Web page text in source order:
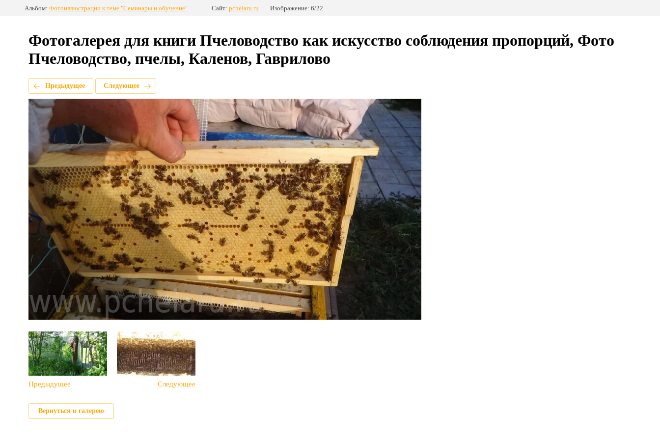
Альбом: Фотоиллюстрации к теме "Семинары и обучение" Сайт: pchelaru.ru Изображение: 6/22
Фотогалерея для книги Пчеловодство как искусство соблюдения пропорций, Фото
Пчеловодство, пчелы, Каленов, Гаврилово
Предыдущее Следующее
Предыдущее Следующее
Вернуться в галерею